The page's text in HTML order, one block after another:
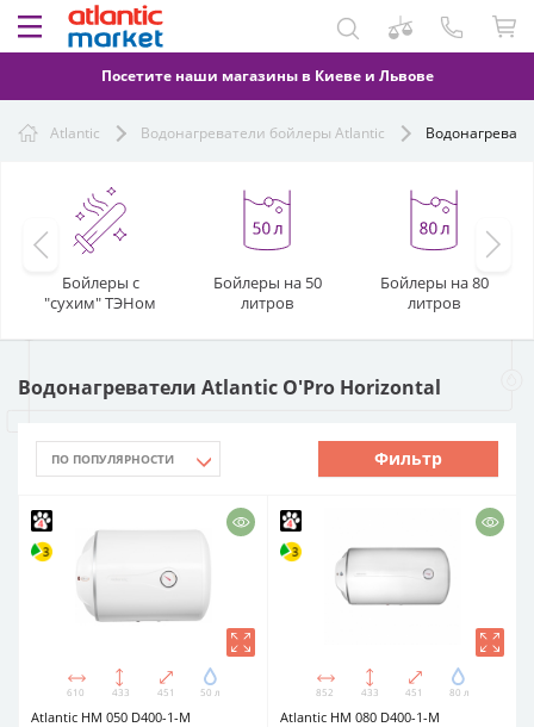
Посетите наши магазины в Киеве и Львове
Atlantic Водонагреватели бойлеры Atlantic
Бойлеры с
"сухим" ТЭНом
Бойлеры на 50
литров
Бойлеры на 80
литров
Водонагреватели Atlantic O'Pro Horizontal
Фильтр
610 433 451 50 л
Atlantic HM 050 D400-1-M
852 433 451 80 л
Atlantic HM 080 D400-1-M